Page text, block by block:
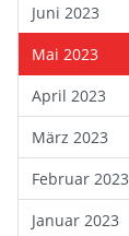
Juni 2023
Mai 2023
April 2023
März 2023
Februar 2023
Januar 2023